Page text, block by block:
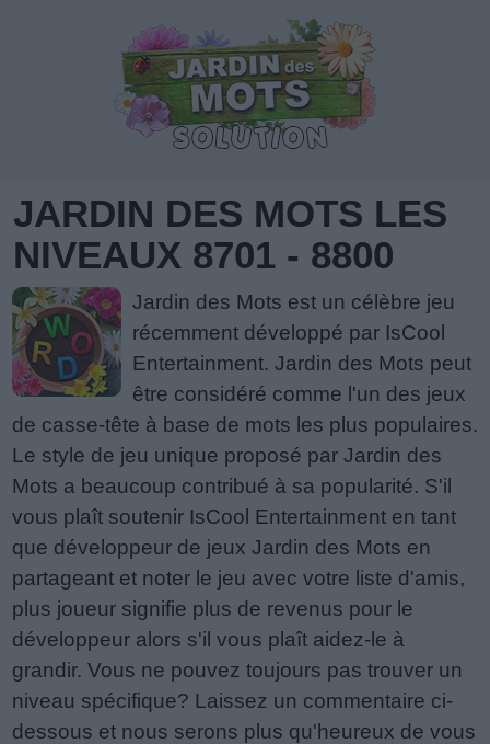
JARDIN DES MOTS LES
NIVEAUX 8701 - 8800
Jardin des Mots est un célèbre jeu
récemment développé par IsCool
Entertainment. Jardin des Mots peut
être considéré comme l'un des jeux
de casse-tête à base de mots les plus populaires.
Le style de jeu unique proposé par Jardin des
Mots a beaucoup contribué à sa popularité. S'il
vous plaît soutenir IsCool Entertainment en tant
que développeur de jeux Jardin des Mots en
partageant et noter le jeu avec votre liste d'amis,
plus joueur signifie plus de revenus pour le
développeur alors s'il vous plaît aidez-le à
grandir. Vous ne pouvez toujours pas trouver un
niveau spécifique? Laissez un commentaire ci-
dessous et nous serons plus qu'heureux de vous